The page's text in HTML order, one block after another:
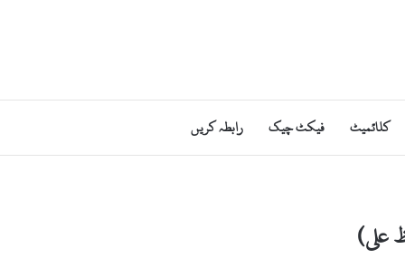
کلائمیٹ فیکٹ چیک رابطہ کریں
علی)